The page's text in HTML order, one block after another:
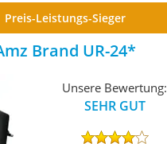
Preis-Leistungs-Sieger
Brand ‎UR-24
Unsere Bewertung:
SEHR GUT